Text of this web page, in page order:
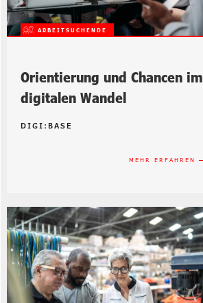
ARBEITSUCHENDE
Orientierung und Chancen im
digitalen Wandel
DIGI:BASE
MEHR ERFAHREN